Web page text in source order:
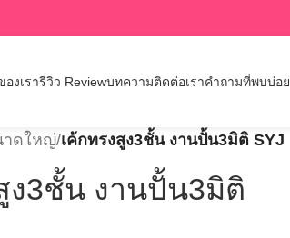
งเรารีวิว Reviewบทความติดต่อเราคำถามที่พบบ่อย
าดใหญ่/เค้กทรงสูง3ชั้น งานปั้น3มิติ SYJ
ง3ชั้น งานปั้น3มิติ